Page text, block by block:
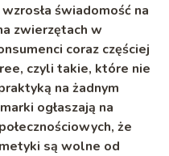
świadomość na
zwierzętach w
coraz częściej
czyli takie, które nie
na żadnym
ogłaszają na
że
są wolne od